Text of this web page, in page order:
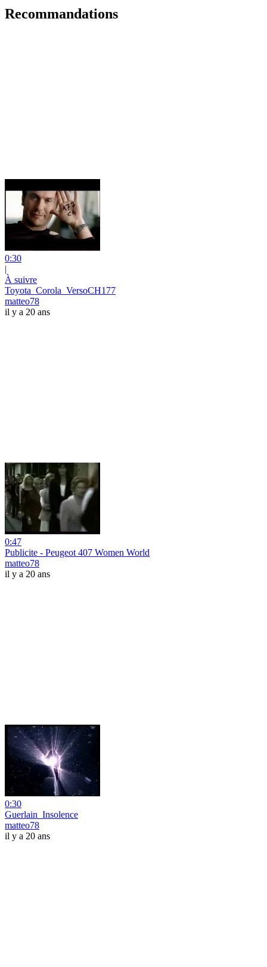
Recommandations
0:30
|
À suivre
Toyota_Corola_VersoCH177
matteo78
il y a 20 ans
0:47
Publicite - Peugeot 407 Women World
matteo78
il y a 20 ans
0:30
Guerlain_Insolence
matteo78
il y a 20 ans